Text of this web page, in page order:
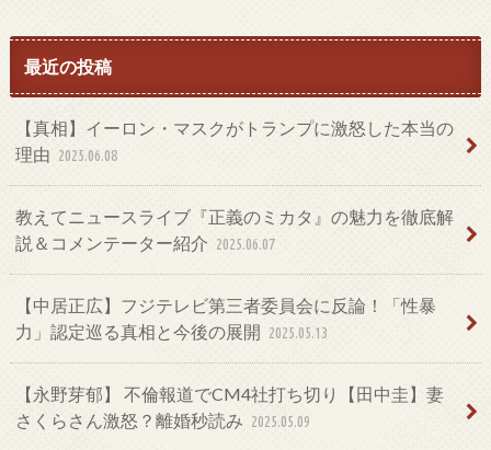
最近の投稿
【真相】イーロン・マスクがトランプに激怒した本当の
理由 2025.06.08
教えてニュースライブ『正義のミカタ』の魅力を徹底解
説＆コメンテーター紹介 2025.06.07
【中居正広】フジテレビ第三者委員会に反論！「性暴
力」認定巡る真相と今後の展開 2025.05.13
【永野芽郁】 不倫報道でCM4社打ち切り【田中圭】妻
さくらさん激怒？離婚秒読み 2025.05.09